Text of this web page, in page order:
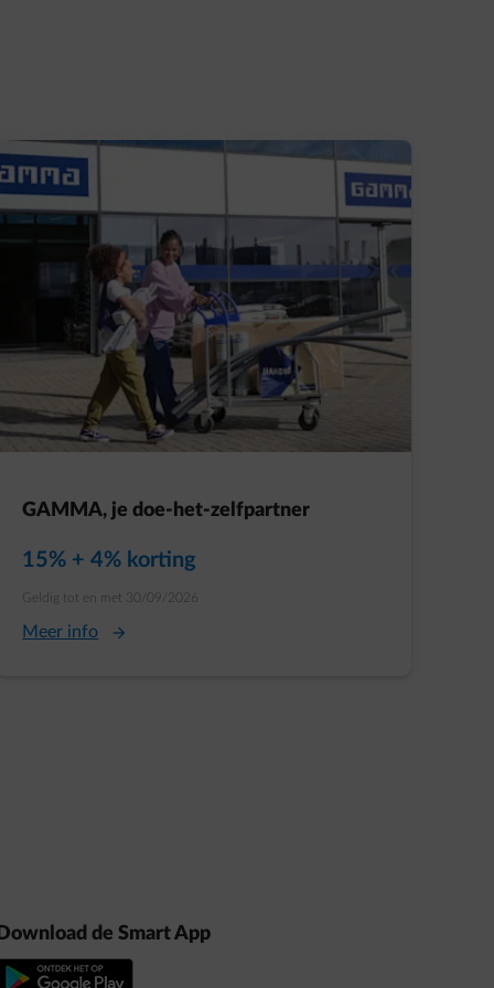
GAMMA, je doe-het-zelfpartner
Oorspronkelijke prijs:
Huidige prijs:
15% + 4% korting
Geldig tot en met 30/09/2026
Meer info
Download de Smart App